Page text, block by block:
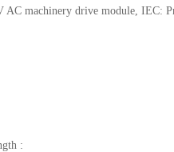
AC machinery drive module, IEC:
: